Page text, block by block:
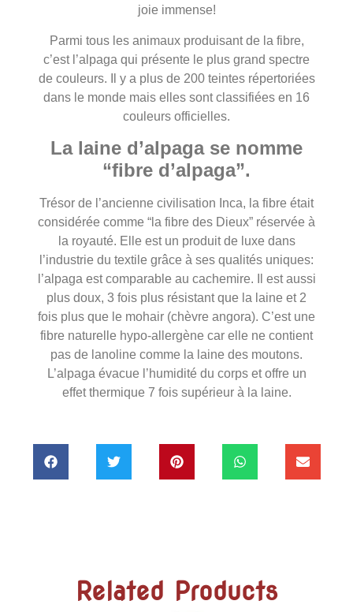
joie immense!
Parmi tous les animaux produisant de la fibre,
c’est l’alpaga qui présente le plus grand spectre
de couleurs. Il y a plus de 200 teintes répertoriées
dans le monde mais elles sont classifiées en 16
couleurs officielles.
La laine d’alpaga se nomme
“fibre d’alpaga”.
Trésor de l’ancienne civilisation Inca, la fibre était
considérée comme “la fibre des Dieux” réservée à
la royauté. Elle est un produit de luxe dans
l’industrie du textile grâce à ses qualités uniques:
l’alpaga est comparable au cachemire. Il est aussi
plus doux, 3 fois plus résistant que la laine et 2
fois plus que le mohair (chèvre angora). C’est une
fibre naturelle hypo-allergène car elle ne contient
pas de lanoline comme la laine des moutons.
L’alpaga évacue l’humidité du corps et offre un
effet thermique 7 fois supérieur à la laine.
Related Products